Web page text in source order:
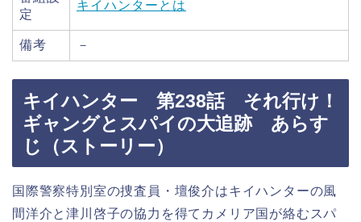
定
キイハンターとは
備考 －
キイハンター 第238話 それ行け！
ギャングとスパイの大追跡 あらす
じ（ストーリー）
国際警察特別室の捜査員・壇俊介はキイハンターの風
間洋介と津川啓子の協力を得てカメリア国が絡むスパ